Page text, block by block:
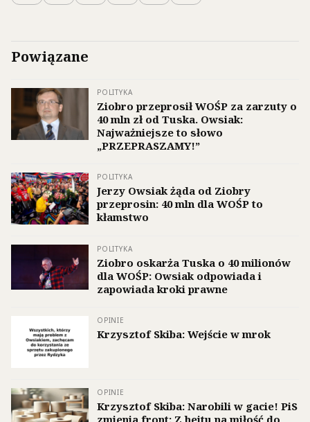
Powiązane
POLITYKA
Ziobro przeprosił WOŚP za zarzuty o
40 mln zł od Tuska. Owsiak:
Najważniejsze to słowo
„PRZEPRASZAMY!”
POLITYKA
Jerzy Owsiak żąda od Ziobry
przeprosin: 40 mln dla WOŚP to
kłamstwo
POLITYKA
Ziobro oskarża Tuska o 40 milionów
dla WOŚP: Owsiak odpowiada i
zapowiada kroki prawne
OPINIE
Krzysztof Skiba: Wejście w mrok
OPINIE
Krzysztof Skiba: Narobili w gacie! PiS
zmienia front: Z hejtu na miłość do